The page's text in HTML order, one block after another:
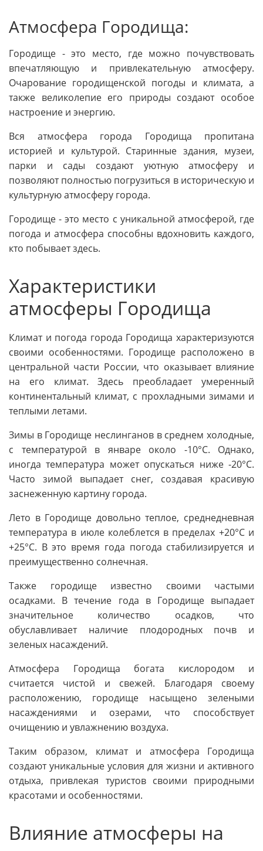
Атмосфера Городища:
Городище - это место, где можно почувствовать
впечатляющую и привлекательную атмосферу.
Очарование городищенской погоды и климата, а
также великолепие его природы создают особое
настроение и энергию.
Вся атмосфера города Городища пропитана
историей и культурой. Старинные здания, музеи,
парки и сады создают уютную атмосферу и
позволяют полностью погрузиться в историческую и
культурную атмосферу города.
Городище - это место с уникальной атмосферой, где
погода и атмосфера способны вдохновить каждого,
кто побывает здесь.
Характеристики
атмосферы Городища
Климат и погода города Городища характеризуются
своими особенностями. Городище расположено в
центральной части России, что оказывает влияние
на его климат. Здесь преобладает умеренный
континентальный климат, с прохладными зимами и
теплыми летами.
Зимы в Городище неслинганов в среднем холодные,
с температурой в январе около -10°C. Однако,
иногда температура может опускаться ниже -20°С.
Часто зимой выпадает снег, создавая красивую
заснеженную картину города.
Лето в Городище довольно теплое, среднедневная
температура в июле колеблется в пределах +20°C и
+25°C. В это время года погода стабилизируется и
преимущественно солнечная.
Также городище известно своими частыми
осадками. В течение года в Городище выпадает
значительное количество осадков, что
обуславливает наличие плодородных почв и
зеленых насаждений.
Атмосфера Городища богата кислородом и
считается чистой и свежей. Благодаря своему
расположению, городище насыщено зелеными
насаждениями и озерами, что способствует
очищению и увлажнению воздуха.
Таким образом, климат и атмосфера Городища
создают уникальные условия для жизни и активного
отдыха, привлекая туристов своими природными
красотами и особенностями.
Влияние атмосферы на